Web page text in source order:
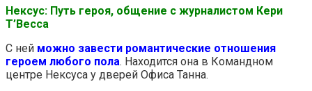
Нексус: Путь героя, общение с журналистом Кери
T’Весса
С ней можно завести романтические отношения
героем любого пола. Находится она в Командном
центре Нексуса у дверей Офиса Танна.